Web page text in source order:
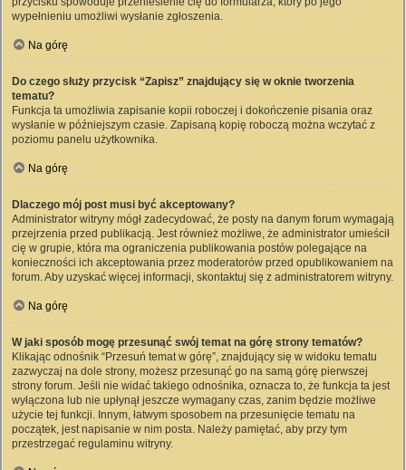
wypełnieniu umożliwi wysłanie zgłoszenia.
Na górę
Do czego służy przycisk “Zapisz” znajdujący się w oknie tworzenia
tematu?
Funkcja ta umożliwia zapisanie kopii roboczej i dokończenie pisania oraz
wysłanie w późniejszym czasie. Zapisaną kopię roboczą można wczytać z
poziomu panelu użytkownika.
Na górę
Dlaczego mój post musi być akceptowany?
Administrator witryny mógł zadecydować, że posty na danym forum wymagają
przejrzenia przed publikacją. Jest również możliwe, że administrator umieścił
cię w grupie, która ma ograniczenia publikowania postów polegające na
konieczności ich akceptowania przez moderatorów przed opublikowaniem na
forum. Aby uzyskać więcej informacji, skontaktuj się z administratorem witryny.
Na górę
W jaki sposób mogę przesunąć swój temat na górę strony tematów?
Klikając odnośnik “Przesuń temat w górę”, znajdujący się w widoku tematu
zazwyczaj na dole strony, możesz przesunąć go na samą górę pierwszej
strony forum. Jeśli nie widać takiego odnośnika, oznacza to, że funkcja ta jest
wyłączona lub nie upłynął jeszcze wymagany czas, zanim będzie możliwe
użycie tej funkcji. Innym, łatwym sposobem na przesunięcie tematu na
początek, jest napisanie w nim posta. Należy pamiętać, aby przy tym
przestrzegać regulaminu witryny.